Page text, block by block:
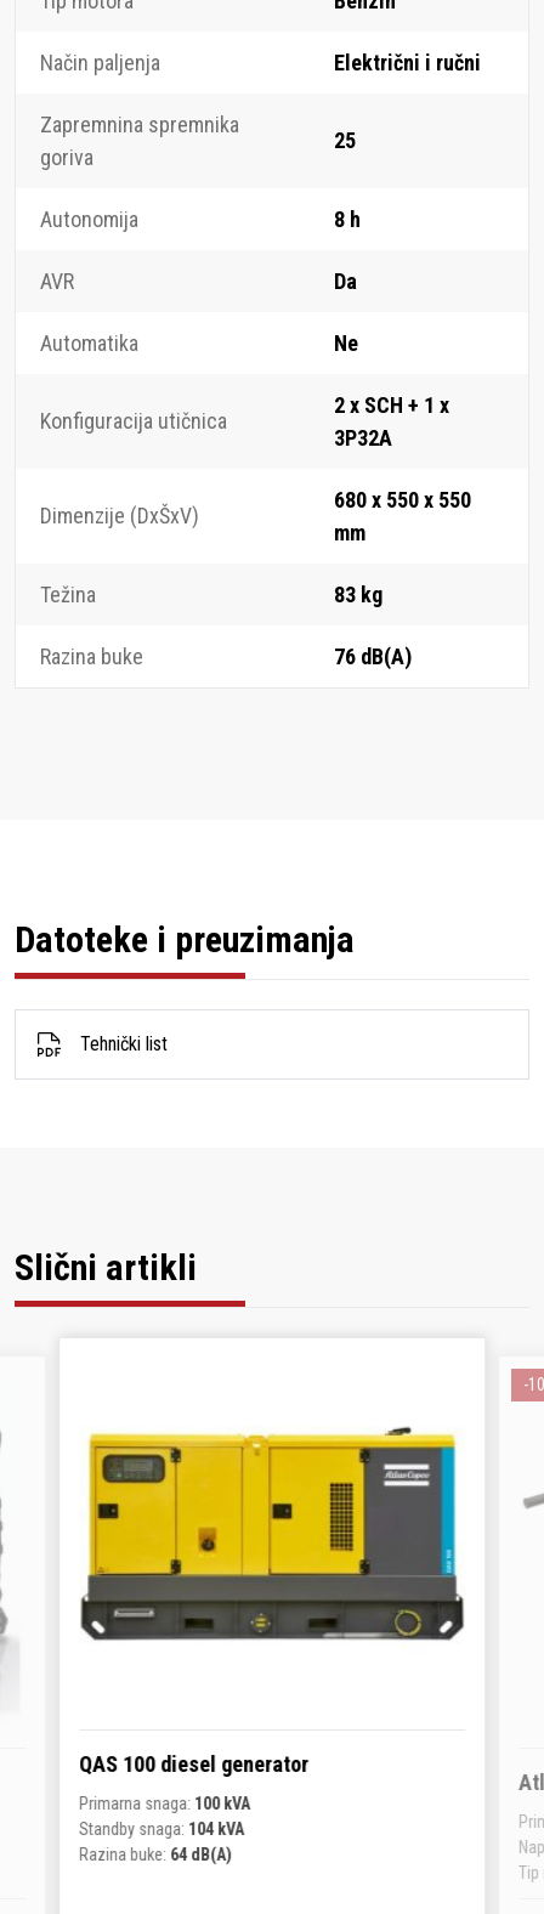
Način paljenja Električni i ručni
Zapremnina spremnika
goriva
25
Autonomija 8 h
AVR Da
Automatika Ne
Konfiguracija utičnica
2 x SCH + 1 x
3P32A
Dimenzije (DxŠxV)
680 x 550 x 550
mm
Težina 83 kg
Razina buke 76 dB(A)
Datoteke i preuzimanja
Tehnički list
Slični artikli
QAS 100 diesel generator
Primarna snaga: 100 kVA
Standby snaga: 104 kVA
Razina buke: 64 dB(A)
-